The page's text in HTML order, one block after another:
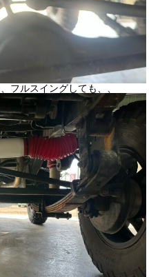
フルスイングしても、、